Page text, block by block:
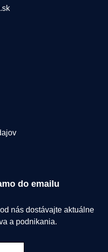
do emailu
nás dostávajte aktuálne
a podnikania.